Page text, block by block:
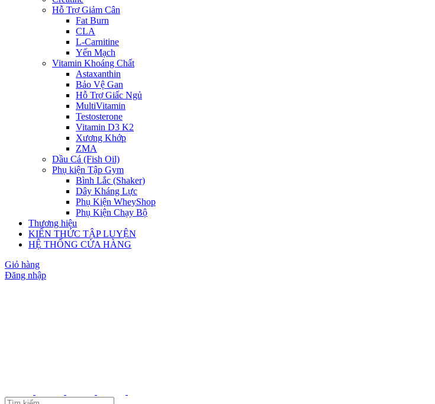
Hỗ Trợ Giảm Cân
Fat Burn
CLA
L-Carnitine
Yến Mạch
Vitamin Khoáng Chất
Astaxanthin
Bảo Vệ Gan
Hỗ Trợ Giấc Ngủ
MultiVitamin
Testosterone
Vitamin D3 K2
Xương Khớp
ZMA
Dầu Cá (Fish Oil)
Phụ kiện Tập Gym
Bình Lắc (Shaker)
Dây Kháng Lực
Phụ Kiện WheyShop
Phụ Kiện Chạy Bộ
Thương hiệu
KIẾN THỨC TẬP LUYỆN
HỆ THỐNG CỬA HÀNG
Giỏ hàng
Đăng nhập